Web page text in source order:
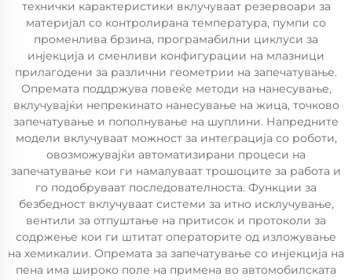
технички карактеристики вклучуваат резервоари за
материјал со контролирана температура, пумпи со
променлива брзина, програмабилни циклуси за
инјекција и сменливи конфигурации на млазници
прилагодени за различни геометрии на запечатување.
Опремата поддржува повеќе методи на нанесување,
вклучувајќи непрекинато нанесување на жица, точково
запечатување и пополнување на шуплини. Напредните
модели вклучуваат можност за интеграција со роботи,
овозможувајќи автоматизирани процеси на
запечатување кои ги намалуваат трошоците за работа и
го подобруваат последователноста. Функции за
безбедност вклучуваат системи за итно исклучување,
вентили за отпуштање на притисок и протоколи за
содржење кои ги штитат операторите од изложување
на хемикалии. Опремата за запечатување со инјекција на
пена има широко поле на примена во автомобилската